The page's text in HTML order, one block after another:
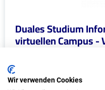
Duales Studium
virtuellen Campus -
Hagelversicherung
Wir verwenden Cookies